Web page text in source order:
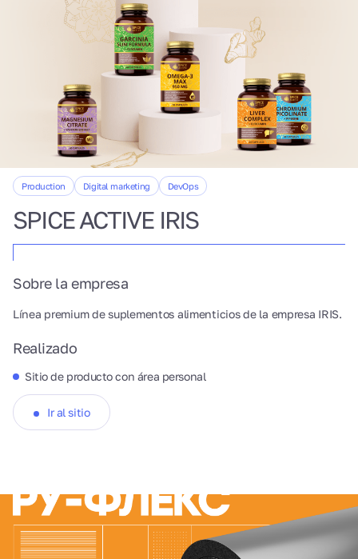
Production Digital marketing DevOps
SPICE ACTIVE IRIS
Sobre la empresa
Línea premium de suplementos alimenticios de la empresa IRIS.
Realizado
Sitio de producto con área personal
Ir al sitio